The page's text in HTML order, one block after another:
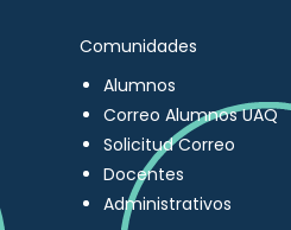
Comunidades
Alumnos
Correo Alumnos UAQ
Solicitud Correo
Docentes
Administrativos